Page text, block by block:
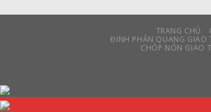
TRANG CHỦ
ĐINH PHẢN QUANG GIAO
CHÓP NÓN GIAO